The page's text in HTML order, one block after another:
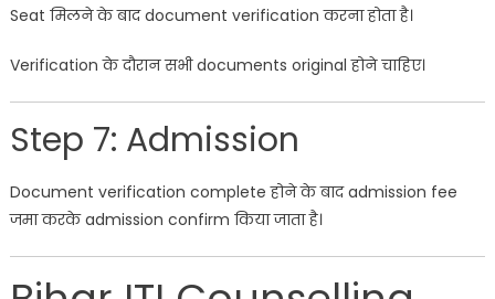
Seat मिलने के बाद document verification करना होता है।
Verification के दौरान सभी documents original होने चाहिए।
Step 7: Admission
Document verification complete होने के बाद admission fee
जमा करके admission confirm किया जाता है।